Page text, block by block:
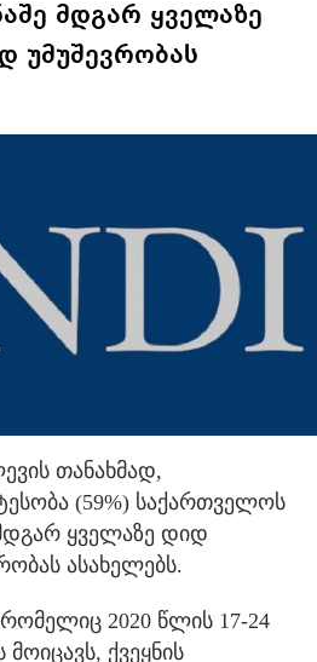
მდგარ ყველაზე
უმუშევრობას
თანახმად,
(59%) საქართველოს
ყველაზე დიდ
ასახელებს.
2020 წლის 17-24
ქვეყნის